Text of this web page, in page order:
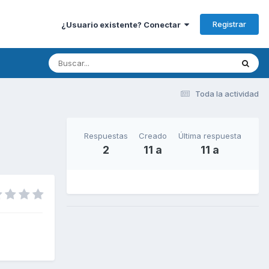
¿Usuario existente? Conectar Registrar
Toda la actividad
Respuestas
2
Creado
11 a
Última respuesta
11 a